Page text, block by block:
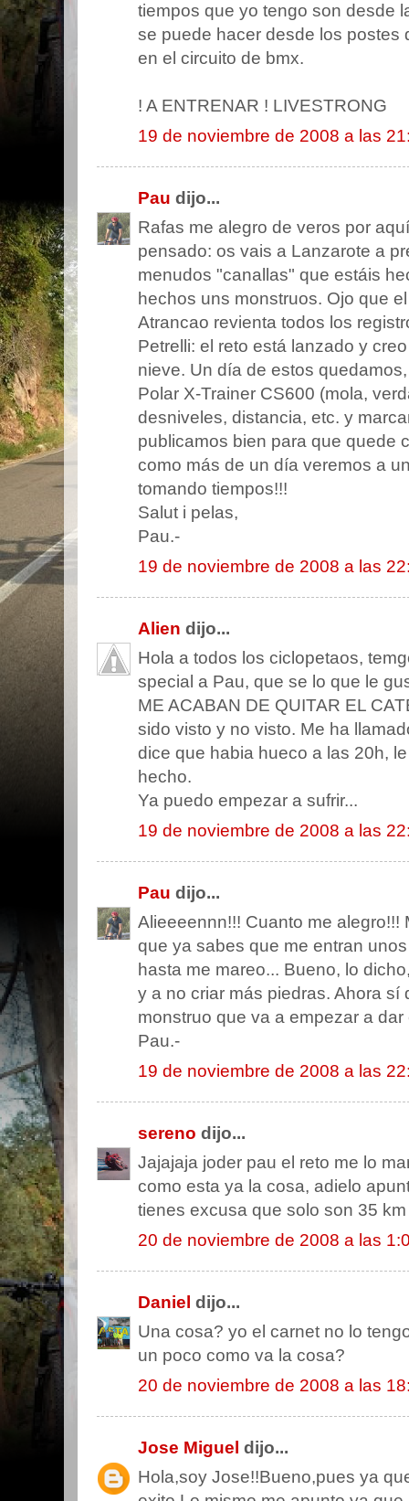
tiempos que yo tengo son desde
se puede hacer desde los postes
en el circuito de bmx.
! A ENTRENAR ! LIVESTRONG
19 de noviembre de 2008 a las
Pau dijo...
Rafas me alegro de veros por
pensado: os vais a Lanzarote a
menudos "canallas" que estáis
hechos uns monstruos. Ojo que
Atrancao revienta todos los
Petrelli: el reto está lanzado y
nieve. Un día de estos
Polar X-Trainer CS600 (mola,
desniveles, distancia, etc. y
publicamos bien para que quede
como más de un día veremos a
tomando tiempos!!!
Salut i pelas,
Pau.-
19 de noviembre de 2008 a las
Alien dijo...
Hola a todos los ciclopetaos,
special a Pau, que se lo que le
ME ACABAN DE QUITAR EL
sido visto y no visto. Me ha
dice que habia hueco a las 20h,
hecho.
Ya puedo empezar a sufrir...
19 de noviembre de 2008 a las
Pau dijo...
Alieeeennn!!! Cuanto me alegro!!!
que ya sabes que me entran
hasta me mareo... Bueno, lo
y a no criar más piedras. Ahora sí
monstruo que va a empezar a
Pau.-
19 de noviembre de 2008 a las
sereno dijo...
Jajajaja joder pau el reto me lo
como esta ya la cosa, adielo
tienes excusa que solo son 35 km
20 de noviembre de 2008 a las
Daniel dijo...
Una cosa? yo el carnet no lo
un poco como va la cosa?
20 de noviembre de 2008 a las
Jose Miguel dijo...
Hola,soy Jose!!Bueno,pues ya